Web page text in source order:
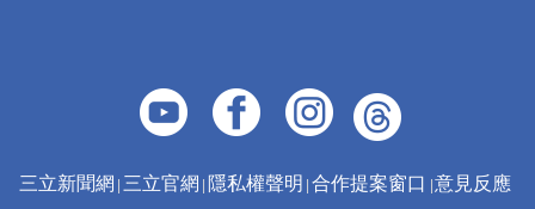
三立新聞網 三立官網 隱私權聲明 合作提案窗口 意見反應